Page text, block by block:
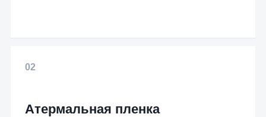
02
Атермальная пленка